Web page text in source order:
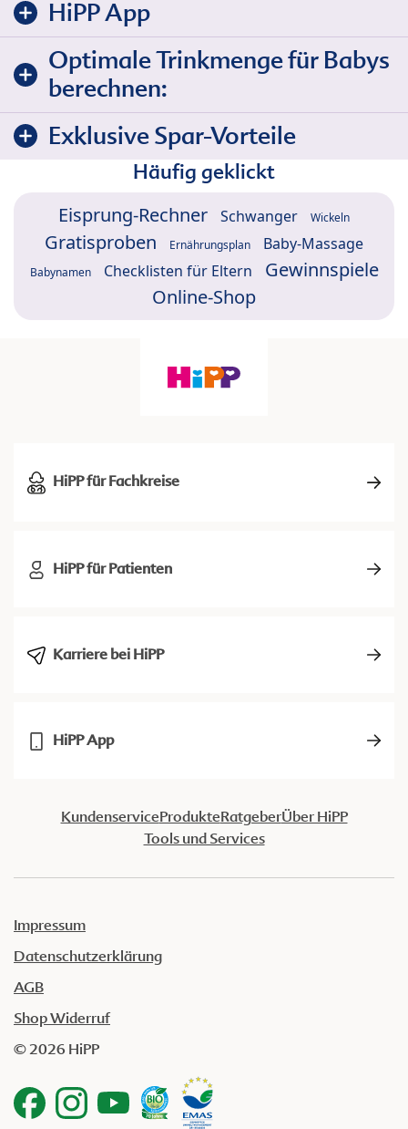
HiPP App
Optimale Trinkmenge für Babys
berechnen:
Exklusive Spar-Vorteile
Häufig geklickt
Eisprung-Rechner Schwanger Wickeln
Gratisproben Ernährungsplan Baby-Massage
Babynamen Checklisten für Eltern
Gewinnspiele
Online-Shop
HiPP für Fachkreise
HiPP für Patienten
Karriere bei HiPP
HiPP App
KundenserviceProdukteRatgeberÜber HiPP
Tools und Services
Impressum
Datenschutzerklärung
AGB
Shop Widerruf
© 2026 HiPP